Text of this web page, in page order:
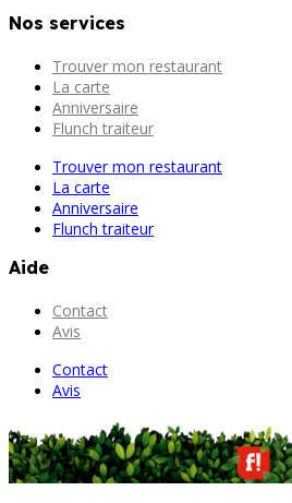
Nos services
Trouver mon restaurant
La carte
Anniversaire
Flunch traiteur
Trouver mon restaurant
La carte
Anniversaire
Flunch traiteur
Aide
Contact
Avis
Contact
Avis